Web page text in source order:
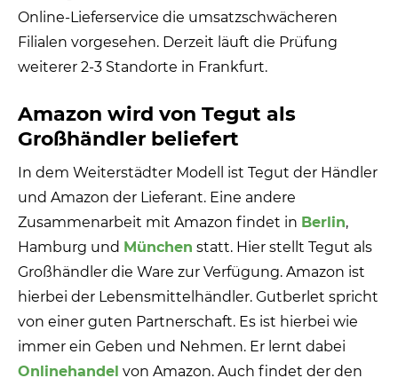
Online-Lieferservice die umsatzschwächeren
Filialen vorgesehen. Derzeit läuft die Prüfung
weiterer 2-3 Standorte in Frankfurt.
Amazon wird von Tegut als
Großhändler beliefert
In dem Weiterstädter Modell ist Tegut der Händler
und Amazon der Lieferant. Eine andere
Zusammenarbeit mit Amazon findet in Berlin,
Hamburg und München statt. Hier stellt Tegut als
Großhändler die Ware zur Verfügung. Amazon ist
hierbei der Lebensmittelhändler. Gutberlet spricht
von einer guten Partnerschaft. Es ist hierbei wie
immer ein Geben und Nehmen. Er lernt dabei
Onlinehandel von Amazon. Auch findet der den